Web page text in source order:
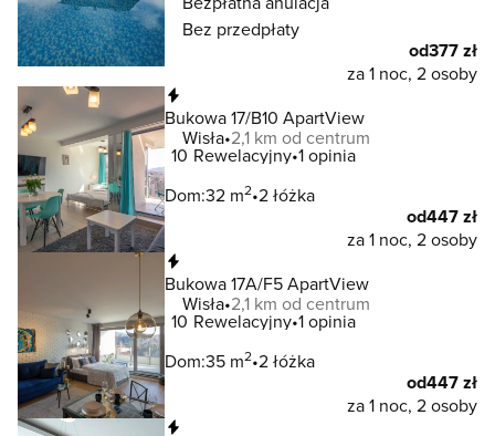
Bez przedpłaty
od377 zł
za 1 noc, 2 osoby
Bukowa 17/B10 ApartView
Wisła 2,1 km od centrum
10 Rewelacyjny 1 opinia
Dom:32 m2 2 łóżka
od447 zł
za 1 noc, 2 osoby
Bukowa 17A/F5 ApartView
Wisła 2,1 km od centrum
10 Rewelacyjny 1 opinia
Dom:35 m2 2 łóżka
od447 zł
za 1 noc, 2 osoby